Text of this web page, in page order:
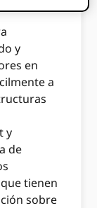
y
en
a
y
de
tienen
sobre